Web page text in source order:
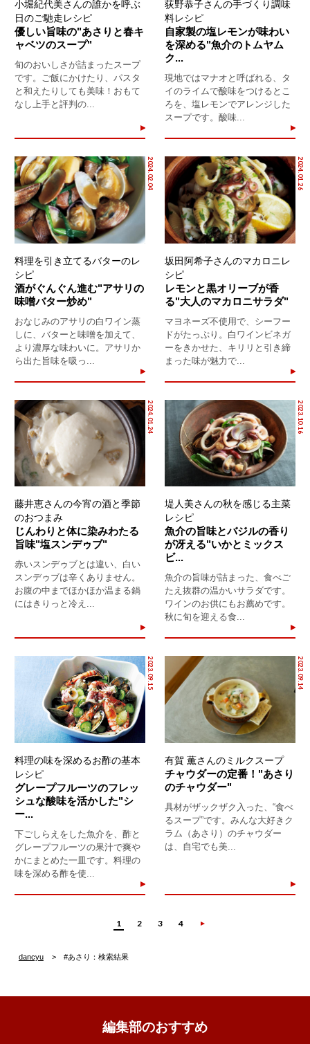
小堀紀代美さんの誰かを呼ぶ
日のご馳走レシピ
優しい旨味の"あさりと春キ
ャベツのスープ"
旬のおいしさが詰まったスープ
です。ご飯にかけたり、パスタ
と和えたりしても美味！おもて
なし上手と評判の...
荻野恭子さんの手づくり調味
料レシピ
自家製の塩レモンが味わい
を深める"魚介のトムヤム
ク...
現地ではマナオと呼ばれる、タ
イのライムで酸味をつけるとこ
ろを、塩レモンでアレンジした
スープです。酸味...
2024.02.04
料理を引き立てるバターのレ
シピ
酒がぐんぐん進む"アサリの
味噌バター炒め"
おなじみのアサリの白ワイン蒸
しに、バターと味噌を加えて、
より濃厚な味わいに。アサリか
ら出た旨味を吸っ...
2024.01.26
坂田阿希子さんのマカロニレ
シピ
レモンと黒オリーブが香
る"大人のマカロニサラダ"
マヨネーズ不使用で、シーフー
ドがたっぷり。白ワインビネガ
ーをきかせた、キリリと引き締
まった味が魅力で...
2024.01.24
藤井恵さんの今宵の酒と季節
のおつまみ
じんわりと体に染みわたる
旨味"塩スンデゥブ"
赤いスンデゥブとは違い、白い
スンデゥブは辛くありません。
お腹の中までほかほか温まる鍋
にはきりっと冷え...
2023.10.16
堤人美さんの秋を感じる主菜
レシピ
魚介の旨味とバジルの香り
が冴える"いかとミックス
ビ...
魚介の旨味が詰まった、食べご
たえ抜群の温かいサラダです。
ワインのお供にもお薦めです。
秋に旬を迎える食...
2023.09.15
料理の味を深めるお酢の基本
レシピ
グレープフルーツのフレッ
シュな酸味を活かした"シ
ー...
下ごしらえをした魚介を、酢と
グレープフルーツの果汁で爽や
かにまとめた一皿です。料理の
味を深める酢を使...
2023.09.14
有賀 薫さんのミルクスープ
チャウダーの定番！"あさり
のチャウダー"
具材がザックザク入った、“食べ
るスープ”です。みんな大好きク
ラム（あさり）のチャウダー
は、自宅でも美...
1 2 3 4
dancyu #あさり：検索結果
編集部のおすすめ